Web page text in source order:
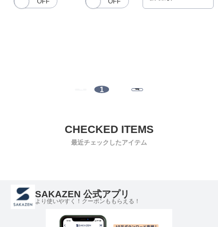
1
最近チェックしたアイテム
SAKAZEN 公式アプリ
より使いやすく！クーポンももらえる！